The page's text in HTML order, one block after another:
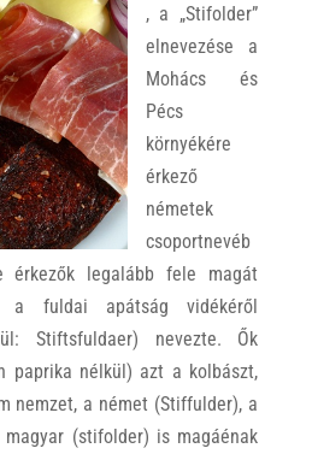
, a „Stifolder”
elnevezése a
Mohács és
Pécs
környékére
érkező
németek
csoportnevéb
érkezők legalább fele magát
a fuldai apátság vidékéről
Stiftsfuldaer) nevezte. Ők
paprika nélkül) azt a kolbászt,
nemzet, a német (Stiffulder), a
(stifolder) is magáénak